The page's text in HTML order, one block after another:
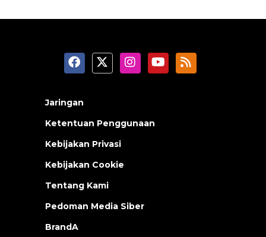
Jaringan
Ketentuan Penggunaan
Kebijakan Privasi
Kebijakan Cookie
Tentang Kami
Pedoman Media Siber
BrandA